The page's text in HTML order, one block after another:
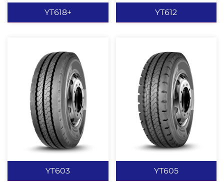
配方，抗刺扎、不崩花、
YT618+
YT618+
大块状花纹设计，赋予轮
胎优异的耐磨、耐切割、
耐撕裂性能。 加深花纹设
计，提高轮胎使用寿命。
沟底防夹石子凸台设计，
保证良好的排石性能，并
配方，抗刺扎、不崩花、
查看更多
YT612
YT612
特有的胎面加深，加宽花
纹设计提供了强劲的驱动
和良好的制动性能。 优化
和加强的胎圈设计。 肩部
的花纹沟设计，保证了轮
胎的良好散热性。
查看更多
YT603
YT605